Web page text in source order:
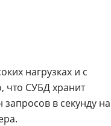
нагрузках и с
что СУБД хранит
в секунду на